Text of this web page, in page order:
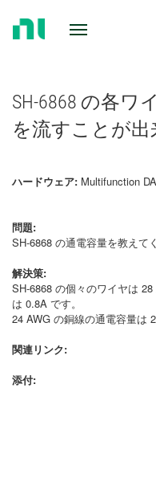
SH-6868 の各ワ
を流すことが
ハードウェア: Multifunction
問題:
SH-6868 の通電容量を教えて
解決策:
SH-6868 の個々のワイヤは
は 0.8A です。
24 AWG の銅線の通電容量は
関連リンク:
添付: